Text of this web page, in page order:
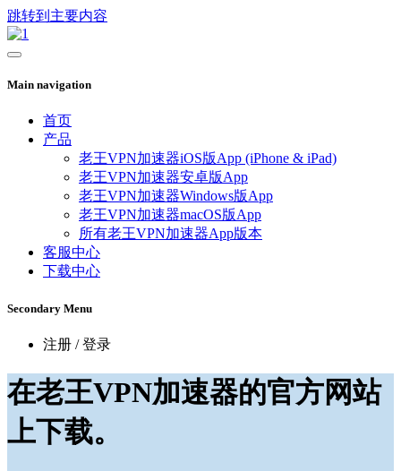
跳转到主要内容
Main navigation
首页
产品
老王VPN加速器iOS版App (iPhone & iPad)
老王VPN加速器安卓版App
老王VPN加速器Windows版App
老王VPN加速器macOS版App
所有老王VPN加速器App版本
客服中心
下载中心
Secondary Menu
注册 / 登录
在老王VPN加速器的官方网站
上下载。